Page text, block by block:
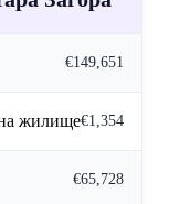
€149,651
жилище€1,354
€65,728